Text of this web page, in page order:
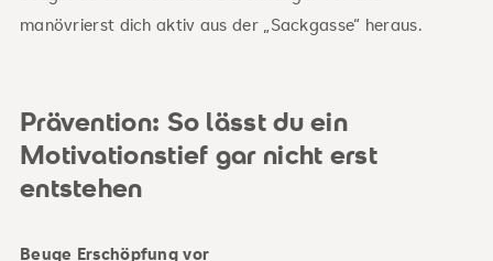
manövrierst dich aktiv aus der „Sackgasse“ heraus.
Prävention: So lässt du ein
Motivationstief gar nicht erst
entstehen
Beuge Erschöpfung vor